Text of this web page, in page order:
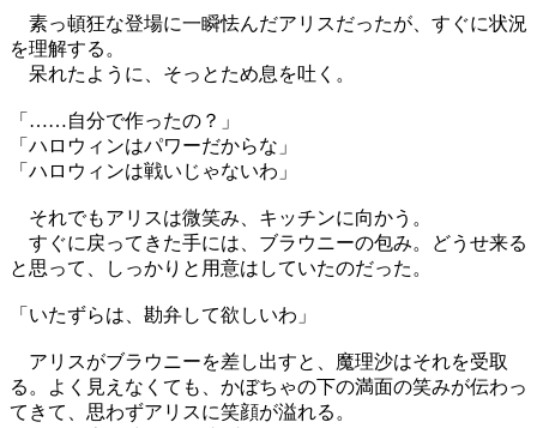
素っ頓狂な登場に一瞬怯んだアリスだったが、すぐに状況
を理解する。
呆れたように、そっとため息を吐く。
「……自分で作ったの？」
「ハロウィンはパワーだからな」
「ハロウィンは戦いじゃないわ」
それでもアリスは微笑み、キッチンに向かう。
すぐに戻ってきた手には、ブラウニーの包み。どうせ来る
と思って、しっかりと用意はしていたのだった。
「いたずらは、勘弁して欲しいわ」
アリスがブラウニーを差し出すと、魔理沙はそれを受取
る。よく見えなくても、かぼちゃの下の満面の笑みが伝わっ
てきて、思わずアリスに笑顔が溢れる。